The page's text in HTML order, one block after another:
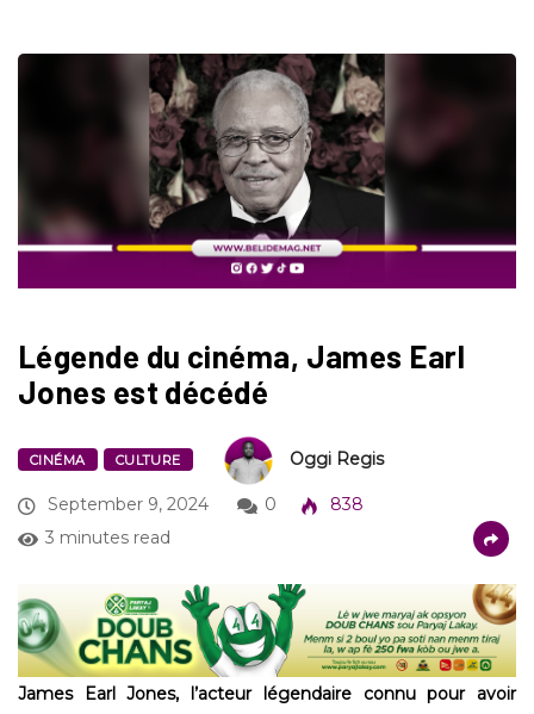
Légende du cinéma, James Earl
Jones est décédé
CINÉMA CULTURE Oggi Regis
September 9, 2024 0
838
3 minutes read
James Earl Jones, l’acteur légendaire connu pour avoir